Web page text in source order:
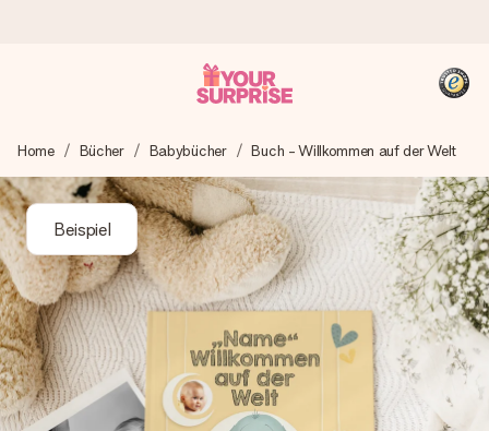
Wir bereiten dein Geschenk sorgfältig vor und schicken es
blitzschnell – damit du es genau zum richtigen Zeitpunkt
überreichen kannst, wenn es am meisten zählt.
4,8 (basierend auf +15.000 Bewertungen)
Unsere Geschenke begeistern. Kunden bewerten uns mit
4,8 bei Google Reviews (Gesamtergebnis aller Länder, in
die wir versenden).
Home Bücher Babybücher Buch - Willkommen auf der Welt
Beispiel